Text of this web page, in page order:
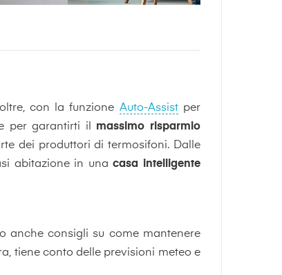
con la funzione Auto-Assistper
per garantirti il massimo risparmio
dei produttori di termosifoni. Dalle
abitazione in unacasa intelligente
anche consigli su come mantenere
tiene conto delle previsioni meteo e